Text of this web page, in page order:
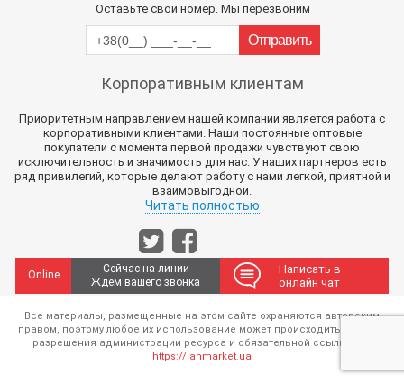
Оставьте свой номер. Мы перезвоним
Корпоративным клиентам
Приоритетным направлением нашей компании является работа с
корпоративными клиентами. Наши постоянные оптовые
покупатели с момента первой продажи чувствуют свою
исключительность и значимость для нас. У наших партнеров есть
ряд привилегий, которые делают работу с нами легкой, приятной и
взаимовыгодной.
Читать полностью
Online
Сейчас на линии
Ждем вашего звонка
Написать в
онлайн чат
Все материалы, размещенные на этом сайте охраняются авторским
правом, поэтому любое их использование может происходить только с
разрешения администрации ресурса и обязательной ссылкой на
https://lanmarket.ua